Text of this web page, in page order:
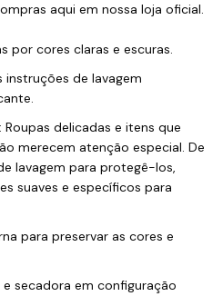
aqui em nossa loja oficial.
por cores claras e escuras.
instruções de lavagem
delicadas e itens que
merecem atenção especial. De
lavagem para protegê-los,
suaves e específicos para
para preservar as cores e
secadora em configuração